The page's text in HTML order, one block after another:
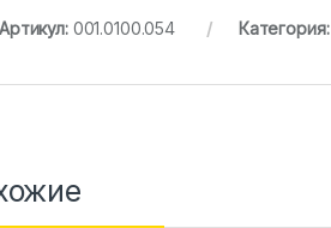
Артикул: 001.0100.054 Категория: